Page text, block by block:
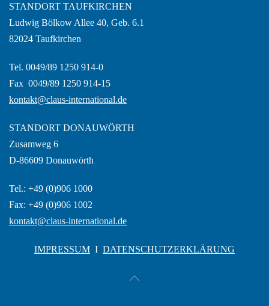
STANDORT TAUFKIRCHEN
Ludwig Bölkow Allee 40, Geb. 6.1
82024 Taufkirchen
Tel. 0049/89 1250 914-0
Fax 0049/89 1250 914-15
kontakt@claus-international.de
STANDORT DONAUWÖRTH
Zusamweg 6
D-86609 Donauwörth
Tel.: +49 (0)906 1000
Fax: +49 (0)906 1002
kontakt@claus-international.de
IMPRESSUM I DATENSCHUTZERKLÄRUNG